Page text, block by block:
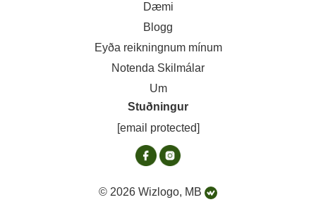
Dæmi
Blogg
Eyða reikningnum mínum
Notenda Skilmálar
Um
Stuðningur
[email protected]
© 2026 Wizlogo, MB